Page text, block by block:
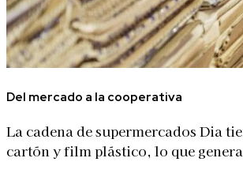
Del mercado a la cooperativa
La cadena de supermercados Dia
cartón y film plástico, lo que